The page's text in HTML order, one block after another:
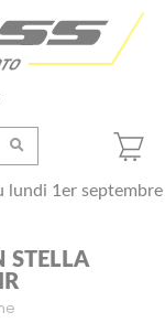
lundi 1er septembre
STELLA